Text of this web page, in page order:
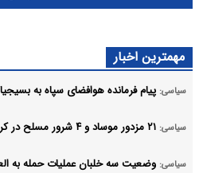
مهمترین اخبار
سیاسی: پیام فرمانده هوافضای سپاه به
سیاسی: ۲۱ مزدور موساد و ۴ شرور مسلح در کرمان بازداشت شدند
سیاسی: وضعیت سه خلبان عملیات حمله به